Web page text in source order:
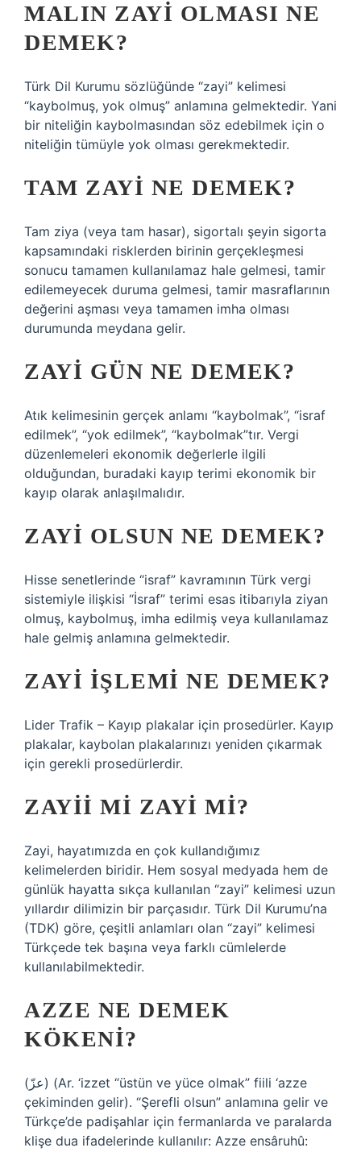
MALIN ZAYI OLMASI NE
DEMEK?
Türk Dil Kurumu sözlüğünde “zayi” kelimesi
“kaybolmuş, yok olmuş” anlamına gelmektedir. Yani
bir niteliğin kaybolmasından söz edebilmek için o
niteliğin tümüyle yok olması gerekmektedir.
TAM ZAYI NE DEMEK?
Tam ziya (veya tam hasar), sigortalı şeyin sigorta
kapsamındaki risklerden birinin gerçekleşmesi
sonucu tamamen kullanılamaz hale gelmesi, tamir
edilemeyecek duruma gelmesi, tamir masraflarının
değerini aşması veya tamamen imha olması
durumunda meydana gelir.
ZAYI GÜN NE DEMEK?
Atık kelimesinin gerçek anlamı “kaybolmak”, “israf
edilmek”, “yok edilmek”, “kaybolmak”tır. Vergi
düzenlemeleri ekonomik değerlerle ilgili
olduğundan, buradaki kayıp terimi ekonomik bir
kayıp olarak anlaşılmalıdır.
ZAYI OLSUN NE DEMEK?
Hisse senetlerinde “israf” kavramının Türk vergi
sistemiyle ilişkisi “İsraf” terimi esas itibarıyla ziyan
olmuş, kaybolmuş, imha edilmiş veya kullanılamaz
hale gelmiş anlamına gelmektedir.
ZAYI IŞLEMI NE DEMEK?
Lider Trafik – Kayıp plakalar için prosedürler. Kayıp
plakalar, kaybolan plakalarınızı yeniden çıkarmak
için gerekli prosedürlerdir.
ZAYII MI ZAYI MI?
Zayi, hayatımızda en çok kullandığımız
kelimelerden biridir. Hem sosyal medyada hem de
günlük hayatta sıkça kullanılan “zayi” kelimesi uzun
yıllardır dilimizin bir parçasıdır. Türk Dil Kurumu’na
(TDK) göre, çeşitli anlamları olan “zayi” kelimesi
Türkçede tek başına veya farklı cümlelerde
kullanılabilmektedir.
AZZE NE DEMEK
KÖKENI?
(ﻋﺰّ) (Ar. ‘izzet “üstün ve yüce olmak” fiili ‘azze
çekiminden gelir). “Şerefli olsun” anlamına gelir ve
Türkçe’de padişahlar için fermanlarda ve paralarda
klişe dua ifadelerinde kullanılır: Azze ensâruhû: